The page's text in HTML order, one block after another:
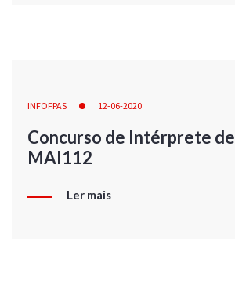
INFOFPAS 12-06-2020
Concurso de Intérprete de
MAI112
Ler mais